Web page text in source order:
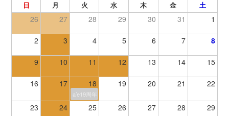
日 月 火 水 木 金 土
26 27 28 29 30 31 1
2 3 4 5 6 7 8
9 10 11 12 13 14 15
16 17 18 19 20 21 22
a’e19周年
23 24 25 26 27 28 29